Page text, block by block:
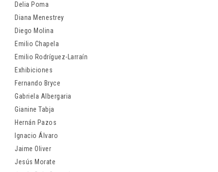
Delia Poma
Diana Menestrey
Diego Molina
Emilio Chapela
Emilio Rodríguez-Larraín
Exhibiciones
Fernando Bryce
Gabriela Albergaria
Gianine Tabja
Hernán Pazos
Ignacio Álvaro
Jaime Oliver
Jesús Morate